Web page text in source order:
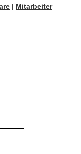
| Mitarbeiter